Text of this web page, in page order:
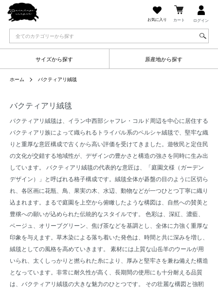
お気に入り カート ログイン
サイズから探す 原産地から探す
ホーム バクティアリ絨毯
バクティアリ絨毯
バクティアリ絨毯は、イラン中西部シャフレ・コルド周辺を中心に居住する
バクティアリ族によって織られるトライバル系のペルシャ絨毯で、堅牢な織
りと重厚な意匠構成で古くから高い評価を受けてきました。遊牧民と定住民
の文化が交錯する地域性が、デザインの豊かさと構造の強さを同時に生み出
しています。 バクティアリ絨毯の代表的な意匠は、「庭園文様（ガーデン
デザイン）」と呼ばれる格子構成です。絨毯全体が碁盤の目のように区切ら
れ、各区画に花瓶、鳥、果実の木、水辺、動物などが一つひとつ丁寧に織り
込まれます。まるで庭園を上空から俯瞰したような構図は、自然への賛美と
豊穣への願いが込められた伝統的なスタイルです。 色彩は、深紅、濃藍、
ベージュ、オリーブグリーン、焦げ茶などを基調とし、全体に力強く重厚な
印象を与えます。草木染による落ち着いた発色は、時間と共に深みを増し、
絨毯としての風格を高めていきます。 素材には上質な山岳羊のウールが用
いられ、太くしっかりと撚られた糸により、厚みと堅牢さを兼ね備えた構造
となっています。非常に耐久性が高く、長期間の使用にも十分耐える品質
は、バクティアリ絨毯の大きな魅力のひとつです。 その壮麗な構図と強靭